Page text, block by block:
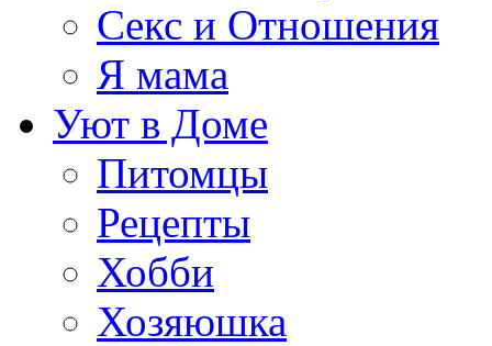
Секс и Отношения
Я мама
Уют в Доме
Питомцы
Рецепты
Хобби
Хозяюшка